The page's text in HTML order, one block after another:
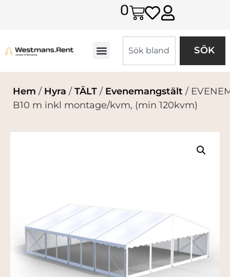
0
SÖK
Hem / Hyra / TÄLT / Evenemangstält /
B10 m inkl montage/kvm, (min 120kvm)